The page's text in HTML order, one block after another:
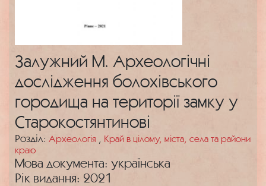
Залужний М. Археологічні
дослідження болохівського
городища на території замку у
Старокостянтинові
Розділ: Археологія
Край в цілому, міста, села та райони
краю
Мова документа: українська
Рік видання: 2021